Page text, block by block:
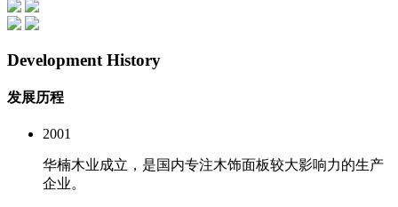
Development History
发展历程
2001
华楠木业成立，是国内专注木饰面板较大影响力的生产
企业。